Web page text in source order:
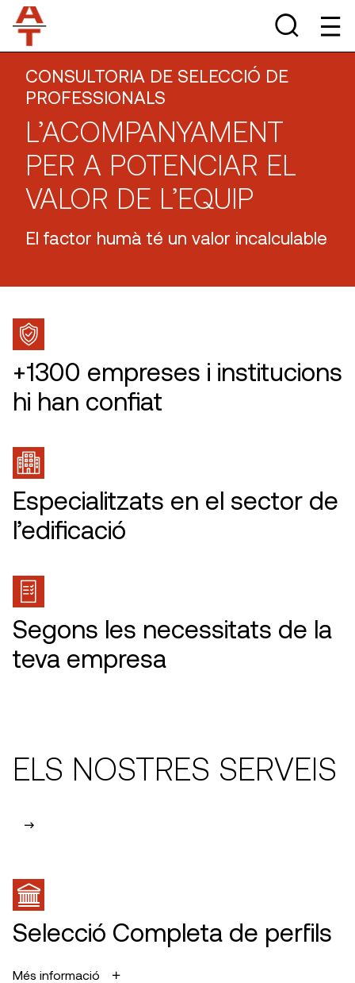
CONSULTORIA DE SELECCIÓ DE
PROFESSIONALS
L’ACOMPANYAMENT
PER A POTENCIAR EL
VALOR DE L’EQUIP
El factor humà té un valor incalculable
+1300 empreses i institucions
hi han confiat
Especialitzats en el sector de
l’edificació
Segons les necessitats de la
teva empresa
ELS NOSTRES SERVEIS
Selecció Completa de perfils
Més informació